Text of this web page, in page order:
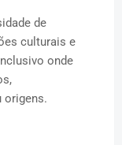
de
culturais e
onde
origens.